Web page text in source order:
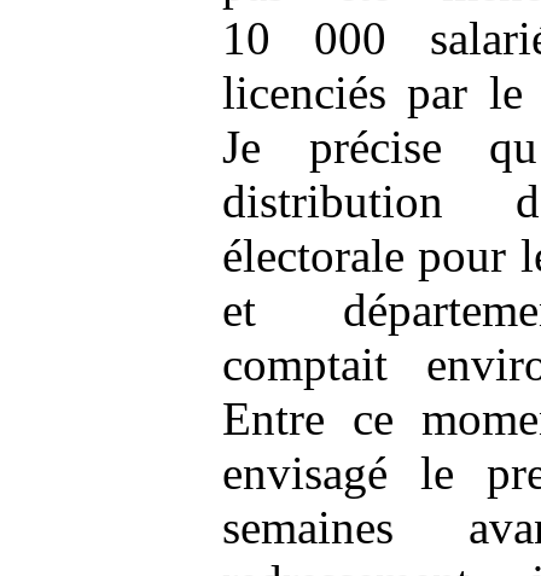
10 000
licenciés par
Je précise
distribution
électorale pour
et
comptait
Entre ce
envisagé le
semaines